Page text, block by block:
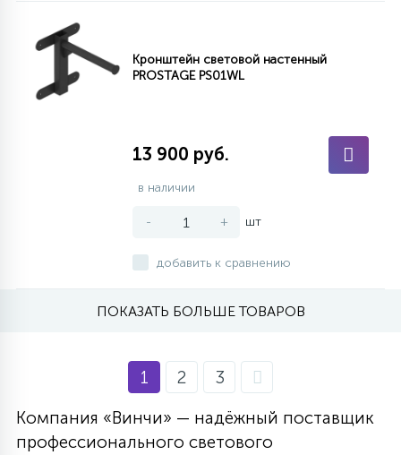
Кронштейн световой настенный
PROSTAGE PS01WL
13 900 руб.
в наличии
- + шт
добавить к сравнению
ПОКАЗАТЬ БОЛЬШЕ ТОВАРОВ
1 2
3
Компания «Винчи» — надёжный поставщик
профессионального светового